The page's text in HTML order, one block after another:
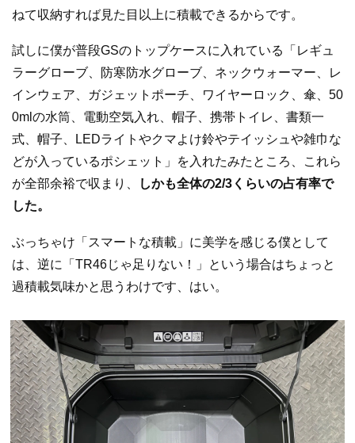
ねて収納すれば見た目以上に積載できるからです。
試しに僕が普段GSのトップケースに入れている「レギュ
ラーグローブ、防寒防水グローブ、ネックウォーマー、レ
インウェア、ガジェットポーチ、ワイヤーロック、傘、50
0mlの水筒、電動空気入れ、帽子、携帯トイレ、書類一
式、帽子、LEDライトやクマよけ鈴やテイッシュや雑巾な
どが入っているポシェット」を入れたみたところ、これら
が全部余裕で収まり、
しかも全体の2/3くらいの占有率で
した。
ぶっちゃけ「スマートな積載」に美学を感じる僕として
は、逆に「TR46じゃ足りない！」という場合はちょっと
過積載気味かと思うわけです、はい。